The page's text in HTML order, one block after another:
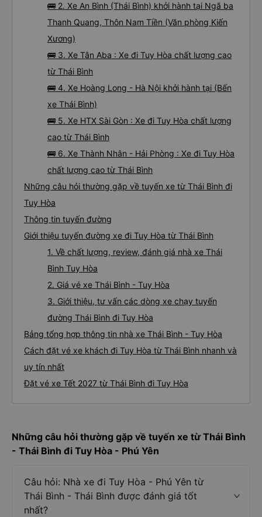
🚌 2. Xe An Bình (Thái Bình) khởi hành tại Ngã ba
Thanh Quang, Thôn Nam Tiền (Văn phòng Kiến
Xương)
🚌 3. Xe Tân Aba : Xe đi Tuy Hòa chất lượng cao
từ Thái Bình
🚌 4. Xe Hoàng Long - Hà Nội khởi hành tại (Bến
xe Thái Bình)
🚌 5. Xe HTX Sài Gòn : Xe đi Tuy Hòa chất lượng
cao từ Thái Bình
🚌 6. Xe Thành Nhân - Hải Phòng : Xe đi Tuy Hòa
chất lượng cao từ Thái Bình
Những câu hỏi thường gặp về tuyến xe từ Thái Bình đi
Tuy Hòa
Thông tin tuyến đường
Giới thiệu tuyến đường xe đi Tuy Hòa từ Thái Bình
1. Về chất lượng, review, đánh giá nhà xe Thái
Bình Tuy Hòa
2. Giá vé xe Thái Bình - Tuy Hòa
3. Giới thiệu, tư vấn các dòng xe chạy tuyến
đường Thái Bình đi Tuy Hòa
Bảng tổng hợp thông tin nhà xe Thái Bình - Tuy Hòa
Cách đặt vé xe khách đi Tuy Hòa từ Thái Bình nhanh và
uy tín nhất
Đặt vé xe Tết 2027 từ Thái Bình đi Tuy Hòa
Những câu hỏi thường gặp về tuyến xe từ Thái Bình
- Thái Bình đi Tuy Hòa - Phú Yên
Câu hỏi: Nhà xe đi Tuy Hòa - Phú Yên từ
Thái Bình - Thái Bình được đánh giá tốt
nhất?